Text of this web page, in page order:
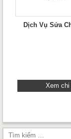
Dịch Vụ Sửa
Xem